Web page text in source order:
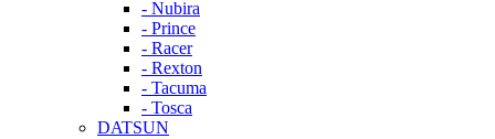
- Nubira
- Prince
- Racer
- Rexton
- Tacuma
- Tosca
DATSUN